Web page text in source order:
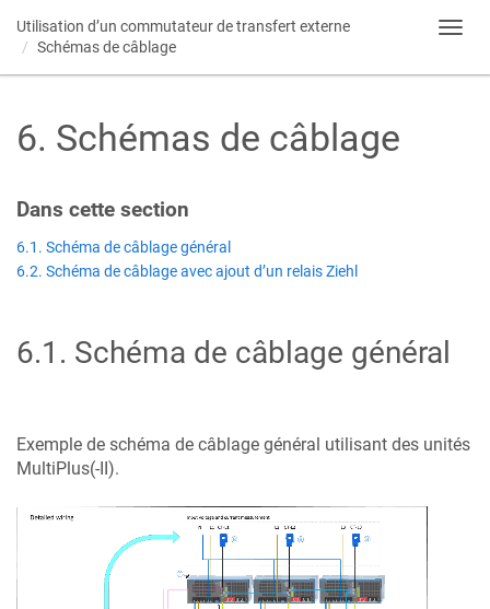
Utilisation d’un commutateur de transfert externe
Schémas de câblage
6. Schémas de câblage
Dans cette section​
6.1. Schéma de câblage général
6.2. Schéma de câblage avec ajout d’un relais Ziehl
6.1 . Schéma de câblage général
Exemple de schéma de câblage général utilisant des unités
MultiPlus(-II).